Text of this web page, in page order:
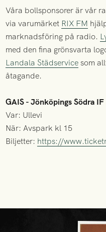
Våra bollsponsorer är vår
via varumärket RIX FM
marknadsföring på radio.
med den fina grönsvarta
Landala Städservice som
åtagande.
GAIS - Jönköpings Södra IF
Var: Ullevi
När: Avspark kl 15
Biljetter: https://